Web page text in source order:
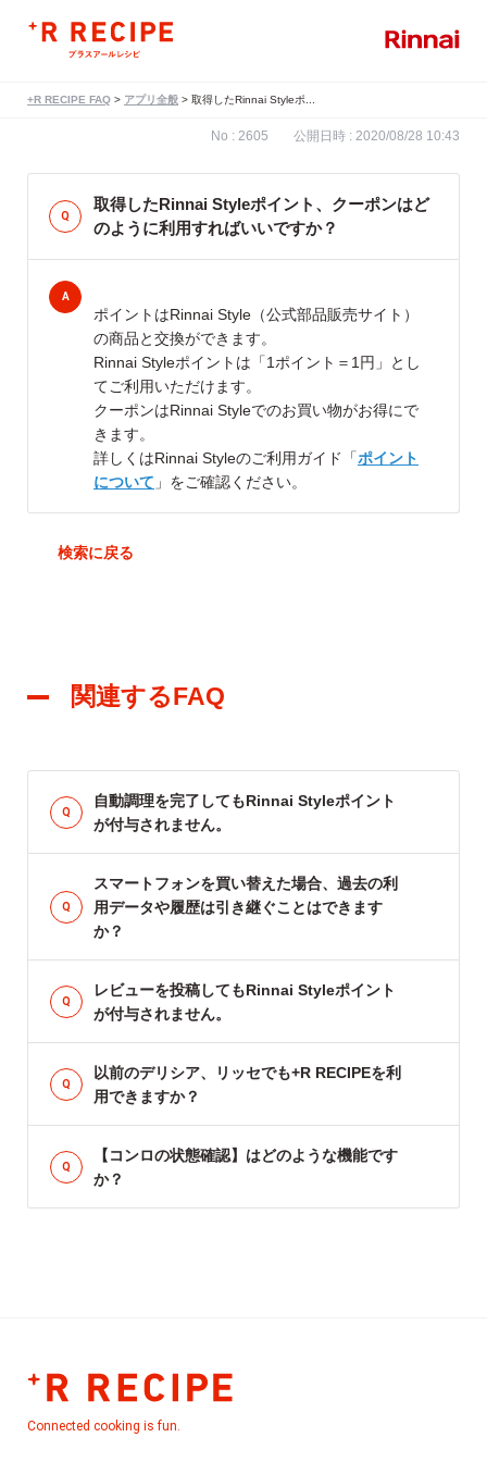
+R RECIPE FAQ > アプリ全般 > 取得したRinnai Styleポ...
No : 2605 公開日時 : 2020/08/28 10:43
取得したRinnai Styleポイント、クーポンはど
のように利用すればいいですか？
ポイントはRinnai Style（公式部品販売サイト）
の商品と交換ができます。
Rinnai Styleポイントは「1ポイント＝1円」とし
てご利用いただけます。
クーポンはRinnai Styleでのお買い物がお得にで
きます。
詳しくはRinnai Styleのご利用ガイド「ポイント
について 」をご確認ください。
戻る
関連するFAQ
自動調理を完了してもRinnai Styleポイント
が付与されません。
スマートフォンを買い替えた場合、過去の利
用データや履歴は引き継ぐことはできます
か？
レビューを投稿してもRinnai Styleポイント
が付与されません。
以前のデリシア、リッセでも+R RECIPEを利
用できますか？
【コンロの状態確認】はどのような機能です
か？
Connected cooking is fun.